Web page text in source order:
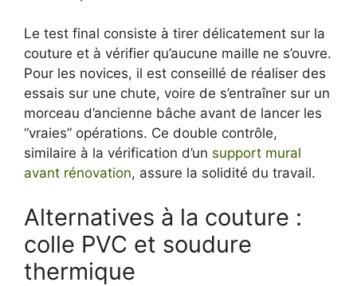
Le test final consiste à tirer délicatement sur la
couture et à vérifier qu’aucune maille ne s’ouvre.
Pour les novices, il est conseillé de réaliser des
essais sur une chute, voire de s’entraîner sur un
morceau d’ancienne bâche avant de lancer les
“vraies” opérations. Ce double contrôle,
similaire à la vérification d’un support mural
avant rénovation, assure la solidité du travail.
Alternatives à la couture :
colle PVC et soudure
thermique